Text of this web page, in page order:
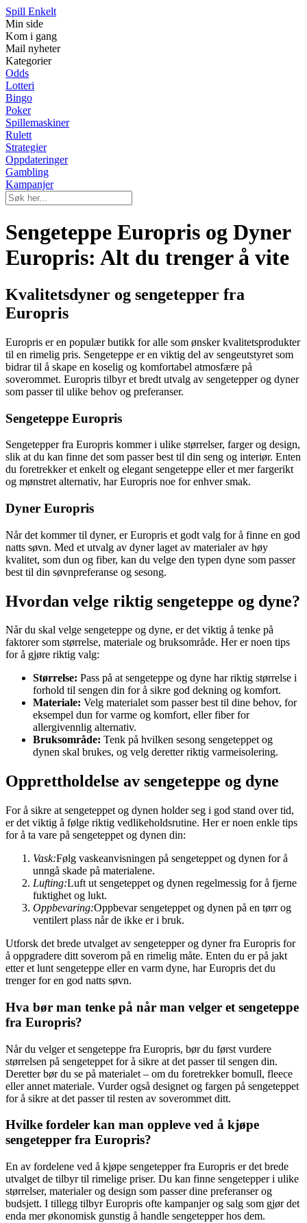
Spill Enkelt
Min side
Kom i gang
Mail nyheter
Kategorier
Odds
Lotteri
Bingo
Poker
Spillemaskiner
Rulett
Strategier
Oppdateringer
Gambling
Kampanjer
Sengeteppe Europris og Dyner
Europris: Alt du trenger å vite
Kvalitetsdyner og sengetepper fra
Europris
Europris er en populær butikk for alle som ønsker kvalitetsprodukter
til en rimelig pris. Sengeteppe er en viktig del av sengeutstyret som
bidrar til å skape en koselig og komfortabel atmosfære på
soverommet. Europris tilbyr et bredt utvalg av sengetepper og dyner
som passer til ulike behov og preferanser.
Sengeteppe Europris
Sengetepper fra Europris kommer i ulike størrelser, farger og design,
slik at du kan finne det som passer best til din seng og interiør. Enten
du foretrekker et enkelt og elegant sengeteppe eller et mer fargerikt
og mønstret alternativ, har Europris noe for enhver smak.
Dyner Europris
Når det kommer til dyner, er Europris et godt valg for å finne en god
natts søvn. Med et utvalg av dyner laget av materialer av høy
kvalitet, som dun og fiber, kan du velge den typen dyne som passer
best til din søvnpreferanse og sesong.
Hvordan velge riktig sengeteppe og dyne?
Når du skal velge sengeteppe og dyne, er det viktig å tenke på
faktorer som størrelse, materiale og bruksområde. Her er noen tips
for å gjøre riktig valg:
Størrelse: Pass på at sengeteppe og dyne har riktig størrelse i
forhold til sengen din for å sikre god dekning og komfort.
Materiale: Velg materialet som passer best til dine behov, for
eksempel dun for varme og komfort, eller fiber for
allergivennlig alternativ.
Bruksområde: Tenk på hvilken sesong sengeteppet og
dynen skal brukes, og velg deretter riktig varmeisolering.
Opprettholdelse av sengeteppe og dyne
For å sikre at sengeteppet og dynen holder seg i god stand over tid,
er det viktig å følge riktig vedlikeholdsrutine. Her er noen enkle tips
for å ta vare på sengeteppet og dynen din:
Vask:Følg vaskeanvisningen på sengeteppet og dynen for å
unngå skade på materialene.
Lufting:Luft ut sengeteppet og dynen regelmessig for å fjerne
fuktighet og lukt.
Oppbevaring:Oppbevar sengeteppet og dynen på en tørr og
ventilert plass når de ikke er i bruk.
Utforsk det brede utvalget av sengetepper og dyner fra Europris for
å oppgradere ditt soverom på en rimelig måte. Enten du er på jakt
etter et lunt sengeteppe eller en varm dyne, har Europris det du
trenger for en god natts søvn.
Hva bør man tenke på når man velger et sengeteppe
fra Europris?
Når du velger et sengeteppe fra Europris, bør du først vurdere
størrelsen på sengeteppet for å sikre at det passer til sengen din.
Deretter bør du se på materialet – om du foretrekker bomull, fleece
eller annet materiale. Vurder også designet og fargen på sengeteppet
for å sikre at det passer til resten av soverommet ditt.
Hvilke fordeler kan man oppleve ved å kjøpe
sengetepper fra Europris?
En av fordelene ved å kjøpe sengetepper fra Europris er det brede
utvalget de tilbyr til rimelige priser. Du kan finne sengetepper i ulike
størrelser, materialer og design som passer dine preferanser og
budsjett. I tillegg tilbyr Europris ofte kampanjer og salg som gjør det
enda mer økonomisk gunstig å handle sengetepper hos dem.